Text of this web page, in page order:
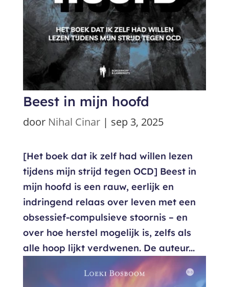
Beest in mijn hoofd
door Nihal Cinar| sep 3, 2025
[Het boek dat ik zelf had willen lezen
tijdens mijn strijd tegen OCD] Beest in
mijn hoofd is een rauw, eerlijk en
indringend relaas over leven met een
obsessief-compulsieve stoornis – en
over hoe herstel mogelijk is, zelfs als
alle hoop lijkt verdwenen. De auteur...